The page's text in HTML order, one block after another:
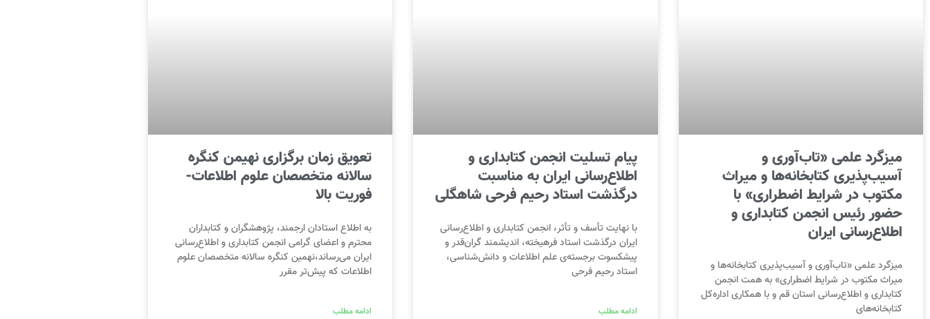
میزگرد علمی «تاب‌آوری و
آسیب‌پذیری کتابخانه‌ها و میراث
مکتوب در شرایط اضطراری» با
حضور رئیس انجمن کتابداری و
اطلاع‌رسانی ایران
میزگرد علمی «تاب‌آوری و آسیب‌پذیری کتابخانه‌ها و
میراث مکتوب در شرایط اضطراری» به همت انجمن
کتابداری و اطلاع‌رسانی استان قم و با همکاری اداره‌کل
کتابخانه‌های
پیام تسلیت انجمن کتابداری و
اطلاع‌رسانی ایران به مناسبت
درگذشت استاد رحیم فرحی شاهگلی
با نهایت تأسف و تأثر، انجمن کتابداری و اطلاع‌رسانی
ایران درگذشت استاد فرهیخته، اندیشمند گران‌قدر و
پیشکسوت برجسته‌ی علم اطلاعات و دانش‌شناسی،
استاد رحیم فرحی
ادامه مطلب
تعویق زمان برگزاری نهیمن کنگره
سالانه متخصصان علوم اطلاعات-
فوریت بالا
به اطلاع استادان ارجمند، پژوهشگران و کتابداران
محترم و اعضای گرامی انجمن کتابداری و اطلاع‌رسانی
ایران می‌رساند،نهمین کنگره سالانه متخصصان علوم
اطلاعات که پیش‌تر مقرر
ادامه مطلب